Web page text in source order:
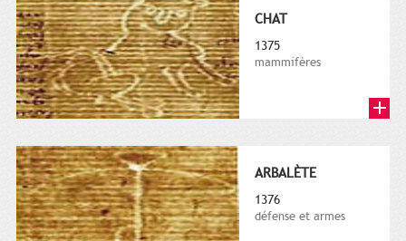
CHAT
1375
mammifères
ARBALÈTE
1376
défense et armes